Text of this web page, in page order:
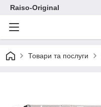
Raiso-Original
Товари та послуги